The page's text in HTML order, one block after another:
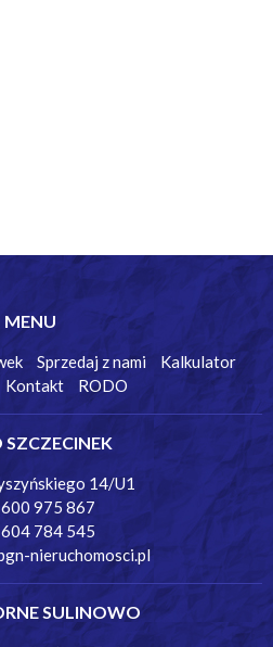
MENU
Sprzedaj z nami
Kalkulator
Kontakt RODO
SZCZECINEK
14/U1
600 975 867
604 784 545
nieruchomosci.pl
SULINOWO